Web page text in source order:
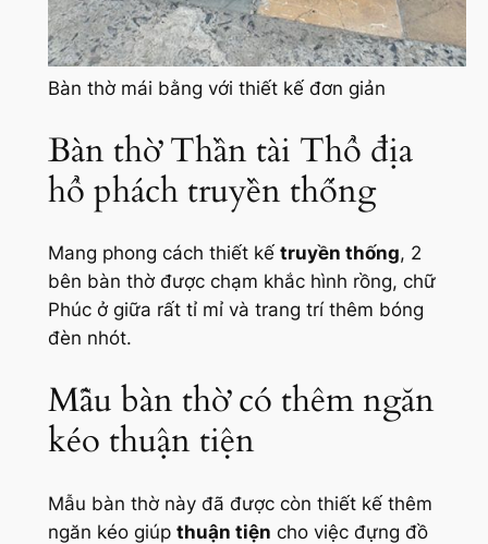
Bàn thờ mái bằng với thiết kế đơn giản
Bàn thờ Thần tài Thổ địa
hổ phách truyền thống
Mang phong cách thiết kế truyền thống, 2
bên bàn thờ được chạm khắc hình rồng, chữ
Phúc ở giữa rất tỉ mỉ và trang trí thêm bóng
đèn nhót.
Mẫu bàn thờ có thêm ngăn
kéo thuận tiện
Mẫu bàn thờ này đã được còn thiết kế thêm
ngăn kéo giúp thuận tiện cho việc đựng đồ